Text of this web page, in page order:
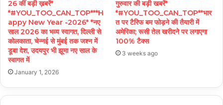
26 कीं बड़ी ख़बरें*
*#YOU_TOO_CAN_TOP***H
appy New Year -2026* *नए
साल 2026 का भव्य स्वागत, दिल्ली से
कोलकाता, चेन्नई से मुंबई तक जश्न में
डूबा देश, उदयपुर भी झूमा नए साल के
स्वागत में
January 1, 2026
गुरुवार की बड़ी खबरें*
*#YOU_TOO_CAN_TOP**भार
त पर टैरिफ बम फोड़ने की तैयारी में
अमेरिका; रूसी तेल खरीदने पर लगाएगा
100% टैक्स
3 weeks ago